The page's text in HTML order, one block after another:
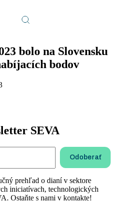
bolo na Slovensku
bodov
SEVA
prehľad o dianí v sektore
iniciatívach, technologických
Ostaňte s nami v kontakte!